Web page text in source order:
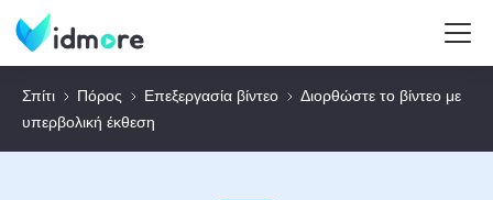
Σπίτι Πόρος Επεξεργασία βίντεο
Διορθώστε το βίντεο με
υπερβολική έκθεση